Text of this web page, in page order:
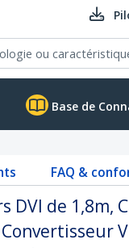
Base de
FAQ &
DVI de 1,8m,